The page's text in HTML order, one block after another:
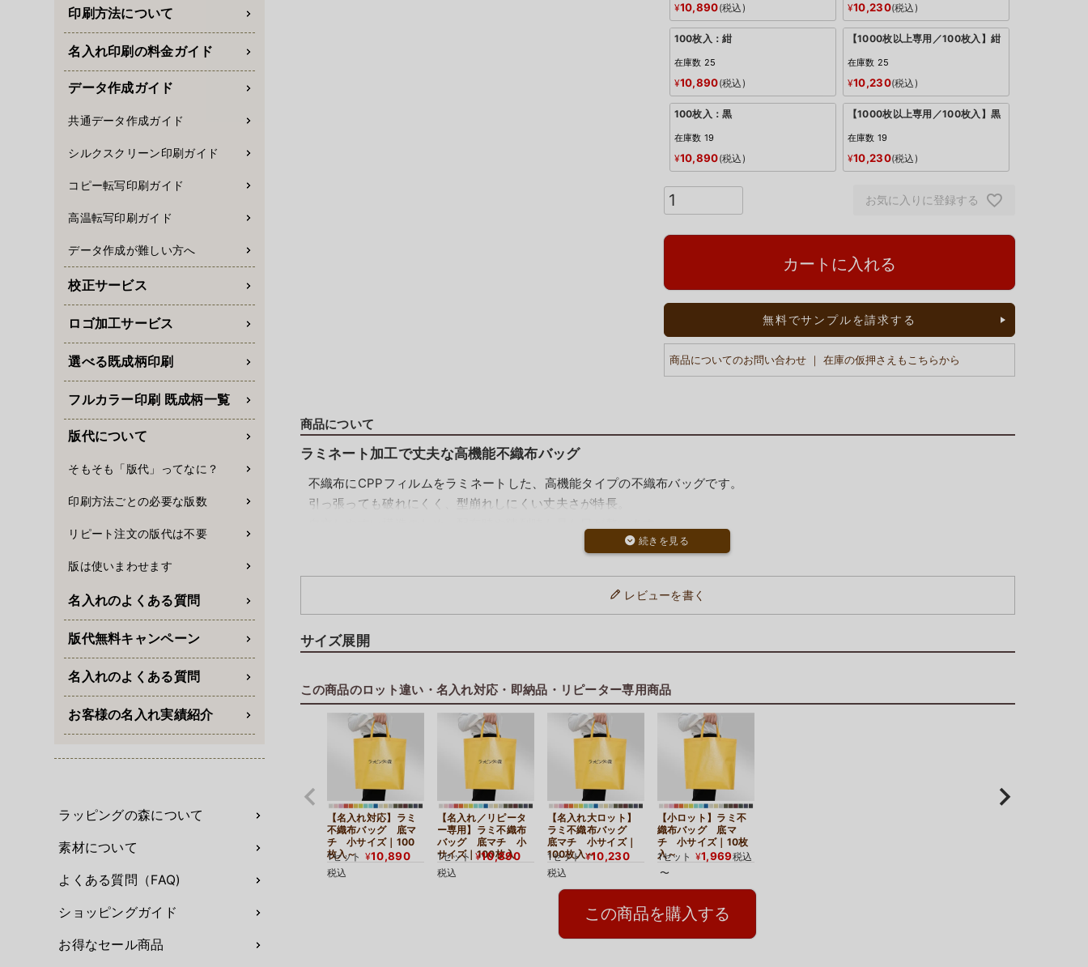
印刷方法について
名入れ印刷の料金ガイド
データ作成ガイド
共通データ作成ガイド
シルクスクリーン印刷ガイド
コピー転写印刷ガイド
高温転写印刷ガイド
データ作成が難しい方へ
校正サービス
ロゴ加工サービス
選べる既成柄印刷
フルカラー印刷 既成柄一覧
版代について
そもそも「版代」ってなに？
印刷方法ごとの必要な版数
リピート注文の版代は不要
版は使いまわせます
名入れのよくある質問
版代無料キャンペーン
名入れのよくある質問
お客様の名入れ実績紹介
ラッピングの森について
素材について
よくある質問（FAQ)
ショッピングガイド
お得なセール商品
¥10,890 税込 ¥10,230 税込
100枚入：紺
在庫数 25
¥10,890 税込
【1000枚以上専用／100枚入】紺
在庫数 25
¥10,230 税込
100枚入：黒
在庫数 19
¥10,890 税込
【1000枚以上専用／100枚入】黒
在庫数 19
¥10,230 税込
お気に入りに登録する
カートに入れる
無料でサンプルを請求する
商品についてのお問い合わせ ｜ 在庫の仮押さえもこちらから
商品について
ラミネート加工で丈夫な高機能不織布バッグ
不織布にCPPフィルムをラミネートした、高機能タイプの不織布バッグです。
引っ張っても破れにくく、型崩れしにくい丈夫さが特長。
繰り返し使える仕様で、ワンランク上の販促バッグとしておすすめです。
水をはじき、シール止めもできる実用仕様
口部分はシールで簡単に口留めできるため、
底マチ付きで小サイズでもしっかり収納
内容量に合わせて自然に広がる底マチ仕様。
小サイズながら深めのマチ設計で、
シューズケースや米菓の詰め合わせなど、
かさのあるアイテムも安定して収納できます。
店舗用ショッパーや販促配布用としても使いやすいサイズ感です。
レビューを書く
サイズ展開
この商品のロット違い・名入れ対応・即納品・リピーター専用商品
【名入れ対応】ラミ
不織布バッグ 底マ
チ 小サイズ｜100
枚入～
1セット ¥10,890
税込
【名入れ／リピータ
ー専用】ラミ不織布
バッグ 底マチ 小
サイズ｜100枚入
1セット ¥10,890
税込
【名入れ大ロット】
ラミ不織布バッグ
底マチ 小サイズ｜
100枚入～
1セット ¥10,230
税込
【小ロット】ラミ不
織布バッグ 底マ
チ 小サイズ｜10枚
入～
1セット ¥1,969税込
〜
この商品を購入する